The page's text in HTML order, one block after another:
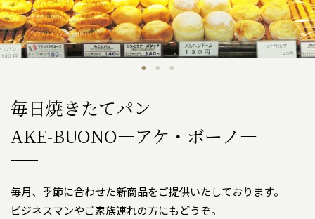
毎日焼きたてパン
AKE-BUONO―アケ・ボーノ―
毎月、季節に合わせた新商品をご提供いたしております。
ビジネスマンやご家族連れの方にもどうぞ。